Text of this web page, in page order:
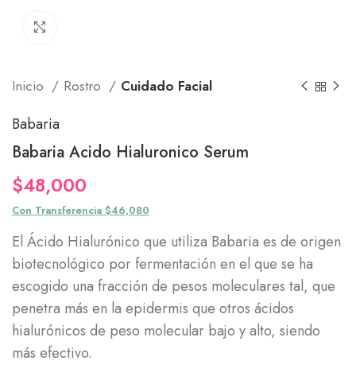
Inicio Rostro Cuidado Facial
Babaria
Babaria Acido Hialuronico Serum
$48,000
Con Transferencia $46,080
El Ácido Hialurónico que utiliza Babaria es de origen
biotecnológico por fermentación en el que se ha
escogido una fracción de pesos moleculares tal, que
penetra más en la epidermis que otros ácidos
hialurónicos de peso molecular bajo y alto, siendo
más efectivo.